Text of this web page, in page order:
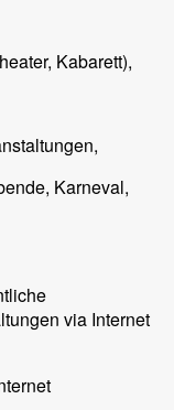
Kabarett),
Karneval,
via Internet